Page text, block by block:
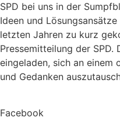
SPD bei uns in der
Ideen und
letzten Jahren zu kurz
Pressemitteilung der SPD.
eingeladen, sich an einem
und Gedanken
Facebook